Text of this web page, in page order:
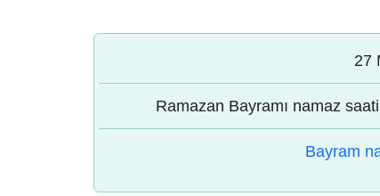
27
Ramazan Bayramı namaz
Bayram